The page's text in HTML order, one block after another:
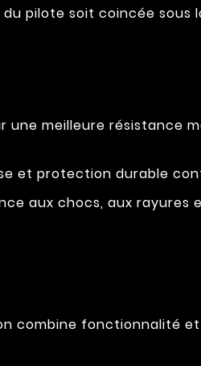
pilote soit coincée sous
une meilleure résistance
et protection durable
aux chocs, aux rayures
combine fonctionnalité et